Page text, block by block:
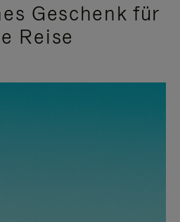
Geschenk für
Reise